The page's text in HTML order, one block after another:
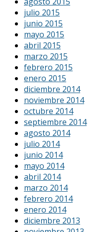
julio 2015
junio 2015
mayo 2015
abril 2015
marzo 2015
febrero 2015
enero 2015
diciembre 2014
noviembre 2014
octubre 2014
septiembre 2014
agosto 2014
julio 2014
junio 2014
mayo 2014
abril 2014
marzo 2014
febrero 2014
enero 2014
diciembre 2013